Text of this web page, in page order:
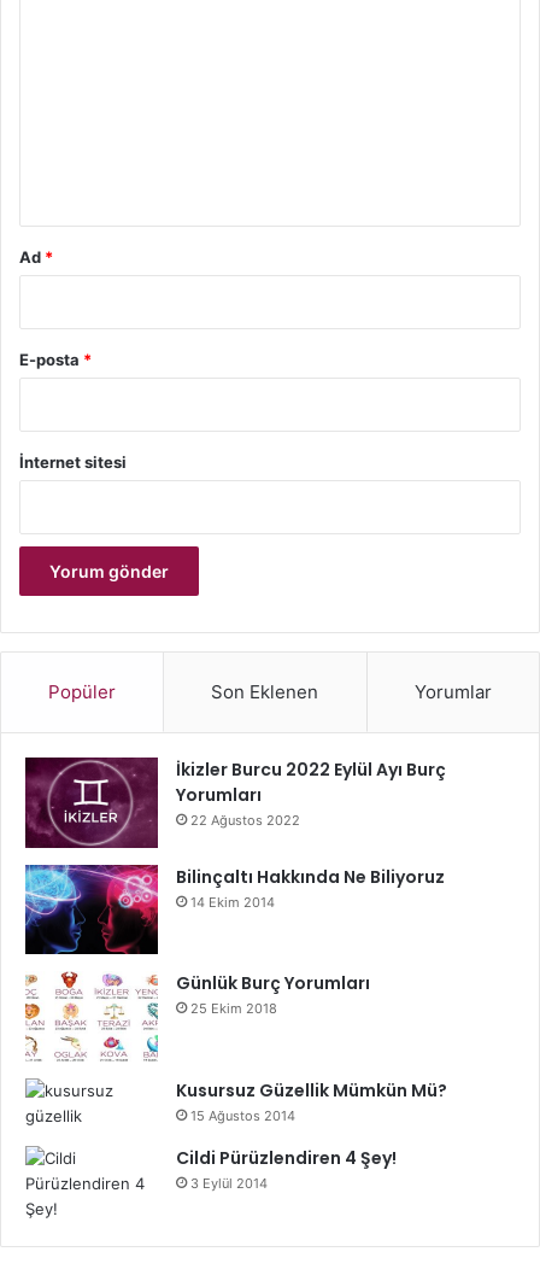
Ad *
E-posta *
İnternet sitesi
Popüler Son Eklenen Yorumlar
İkizler Burcu 2022 Eylül Ayı Burç
Yorumları
22 Ağustos 2022
Bilinçaltı Hakkında Ne Biliyoruz
14 Ekim 2014
Günlük Burç Yorumları
25 Ekim 2018
Kusursuz Güzellik Mümkün Mü?
15 Ağustos 2014
Cildi Pürüzlendiren 4 Şey!
3 Eylül 2014